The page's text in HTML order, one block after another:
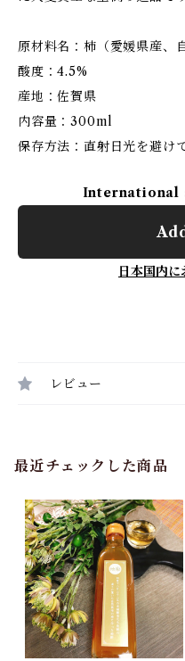
原材料名：柿（愛媛県産、
酸度：4.5%
産地：佐賀県
内容量：300ml
保存方法：直射日光を避け
International
日本国内
レビュー
最近チェックした商品